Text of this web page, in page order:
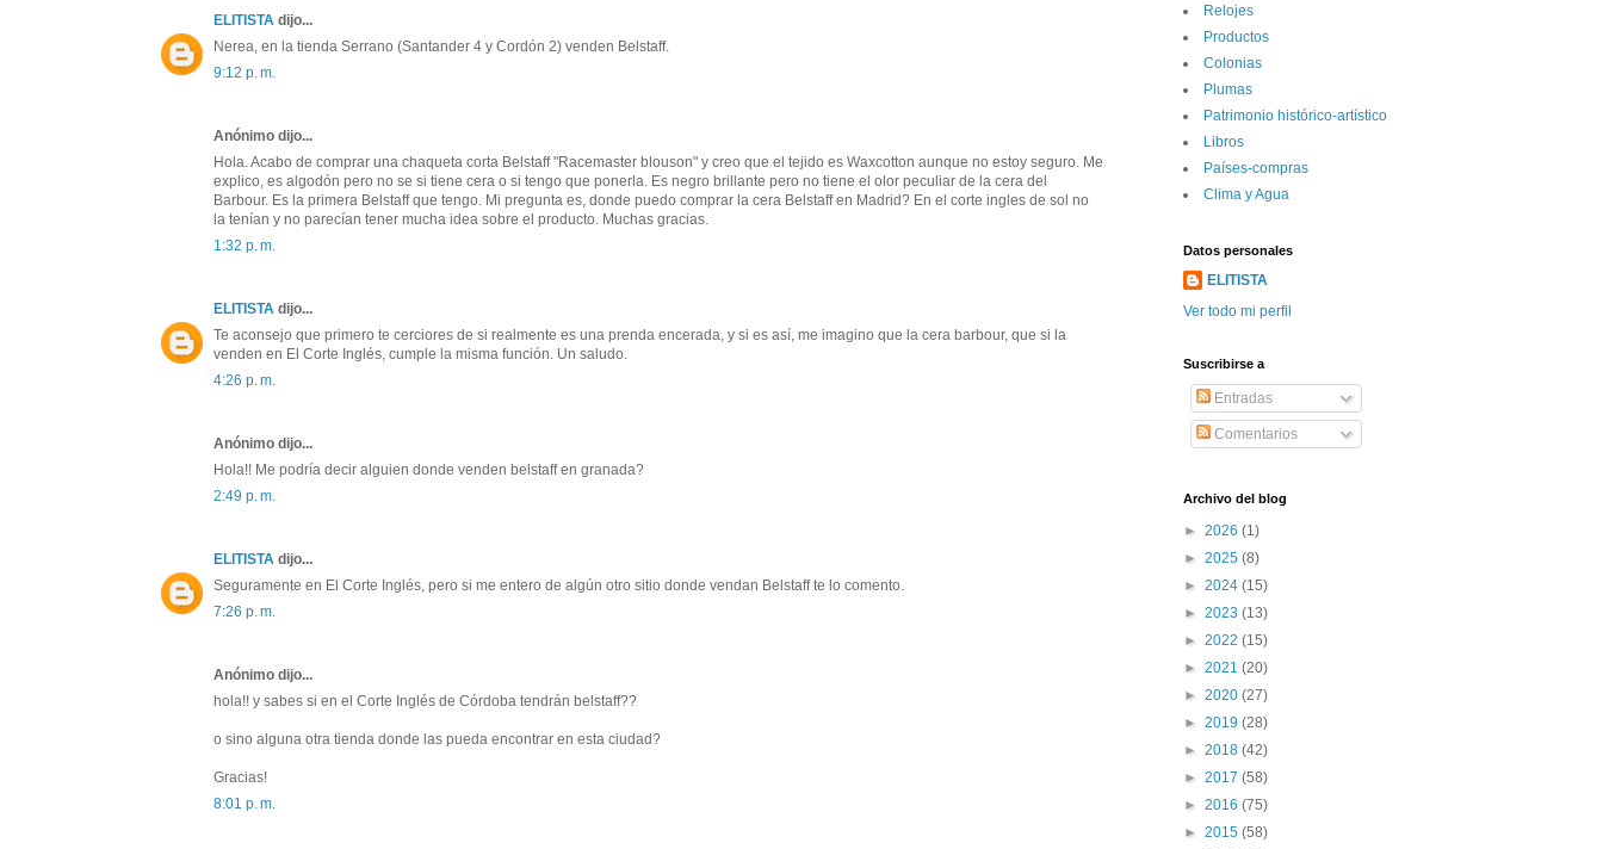
ELITISTA dijo...
Nerea, en la tienda Serrano (Santander 4 y Cordón 2) venden Belstaff.
9:12 p. m.
Anónimo dijo...
Hola. Acabo de comprar una chaqueta corta Belstaff "Racemaster blouson" y creo que el tejido es Waxcotton aunque no estoy seguro. Me
explico, es algodón pero no se si tiene cera o si tengo que ponerla. Es negro brillante pero no tiene el olor peculiar de la cera del
Barbour. Es la primera Belstaff que tengo. Mi pregunta es, donde puedo comprar la cera Belstaff en Madrid? En el corte ingles de sol no
la tenían y no parecían tener mucha idea sobre el producto. Muchas gracias.
1:32 p. m.
ELITISTA dijo...
Te aconsejo que primero te cerciores de si realmente es una prenda encerada, y si es así, me imagino que la cera barbour, que si la
venden en El Corte Inglés, cumple la misma función. Un saludo.
4:26 p. m.
Anónimo dijo...
Hola!! Me podría decir alguien donde venden belstaff en granada?
2:49 p. m.
ELITISTA dijo...
Seguramente en El Corte Inglés, pero si me entero de algún otro sitio donde vendan Belstaff te lo comento.
7:26 p. m.
Anónimo dijo...
hola!! y sabes si en el Corte Inglés de Córdoba tendrán belstaff??
o sino alguna otra tienda donde las pueda encontrar en esta ciudad?
Gracias!
8:01 p. m.
Relojes
Productos
Colonias
Plumas
Patrimonio histórico-artí­stico
Libros
Paí­ses-compras
Clima y Agua
Datos personales
ELITISTA
Ver todo mi perfil
Suscribirse a
Entradas
Comentarios
Archivo del blog
► 2026 (1)
► 2025 (8)
► 2024 (15)
► 2023 (13)
► 2022 (15)
► 2021 (20)
► 2020 (27)
► 2019 (28)
► 2018 (42)
► 2017 (58)
► 2016 (75)
► 2015 (58)